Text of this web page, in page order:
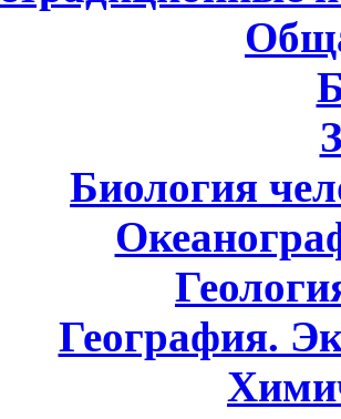
Биология
География.